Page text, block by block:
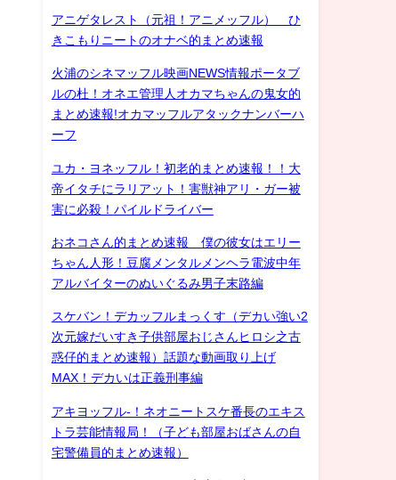
アニゲタレスト（元祖！アニメッフル） ひ
きこもりニートのオナベ的まとめ速報
火浦のシネマッフル映画NEWS情報ポータブ
ルの杜！オネエ管理人オカマちゃんの鬼女的
まとめ速報!オカマッフルアタックナンバーハ
ーフ
ユカ・ヨネッフル！初老的まとめ速報！！大
帝イタチにラリアット！害獣神アリ・ガー被
害に必殺！パイルドライバー
おネコさん的まとめ速報 僕の彼女はエリー
ちゃん人形！豆腐メンタルメンヘラ電波中年
アルバイターのぬいぐるみ男子末路編
スケバン！デカッフルまっくす（デカい強い2
次元嫁だいすき子供部屋おじさんヒロシ之古
惑仔的まとめ速報）話題な動画取り上げ
MAX！デカいは正義刑事編
アキヨッフル-！ネオニートスケ番長のエキス
トラ芸能情報局！（子ども部屋おばさんの自
宅警備員的まとめ速報）